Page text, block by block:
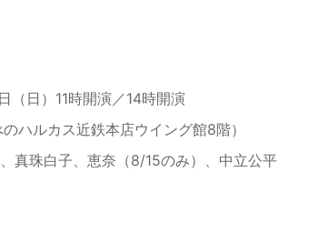
（日）11時開演／14時開演
ハルカス近鉄本店ウイング館8階）
真珠白子、恵奈（8/15のみ）、中立公平